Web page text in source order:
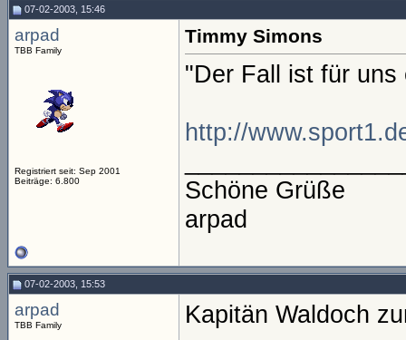
07-02-2003, 15:46
arpad
TBB Family
Registriert seit: Sep 2001
Beiträge: 6.800
Timmy Simons
"Der Fall ist für uns
http://
Schöne Grüße
arpad
07-02-2003, 15:53
arpad
TBB Family Kapitän Waldoch